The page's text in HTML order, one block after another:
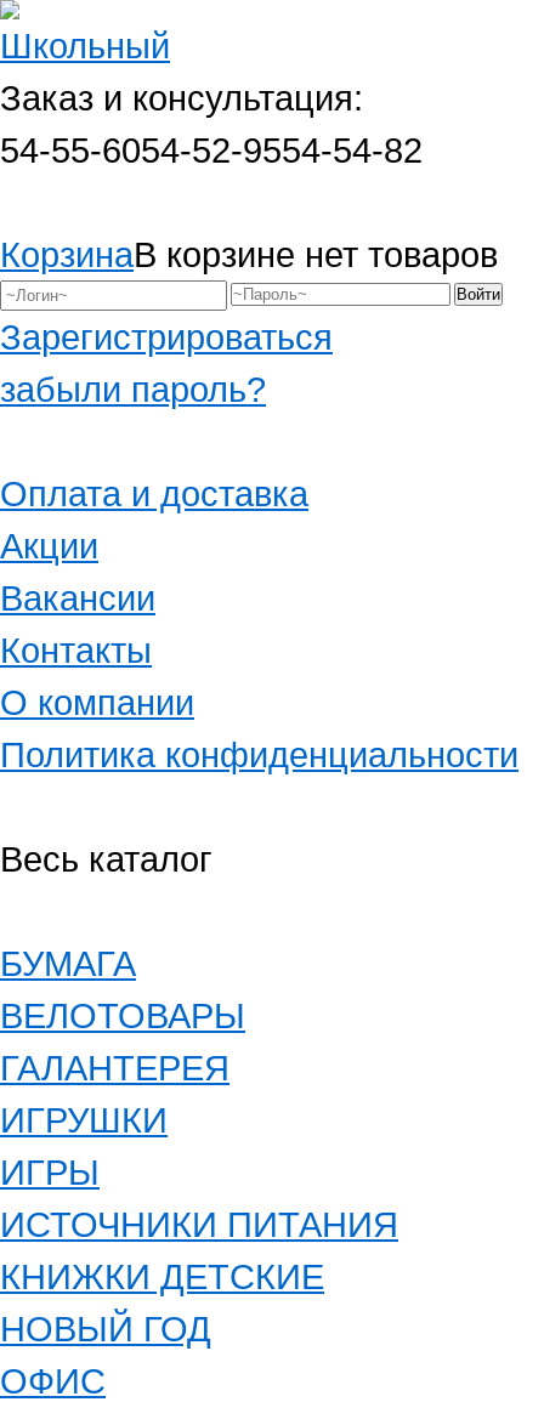
Заказ и консультация:
54-55-6054-52-9554-54-82
КорзинаВ корзине нет товаров
Зарегистрироваться
забыли пароль?
Оплата и доставка
Акции
Вакансии
Контакты
О компании
Политика конфиденциальности
Весь каталог
БУМАГА
ВЕЛОТОВАРЫ
ГАЛАНТЕРЕЯ
ИГРУШКИ
ИГРЫ
ИСТОЧНИКИ ПИТАНИЯ
КНИЖКИ ДЕТСКИЕ
НОВЫЙ ГОД
ОФИС